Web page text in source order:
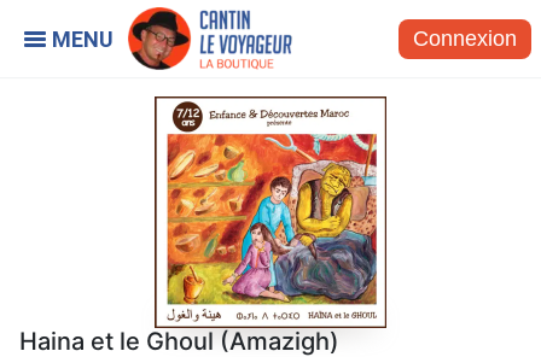
Connexion
Haina et le Ghoul (Amazigh)